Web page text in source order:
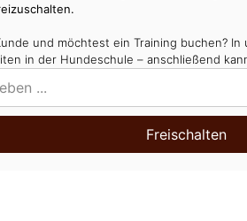
und möchtest ein Training buchen? In
in der Hundeschule – anschließend
Freischalten